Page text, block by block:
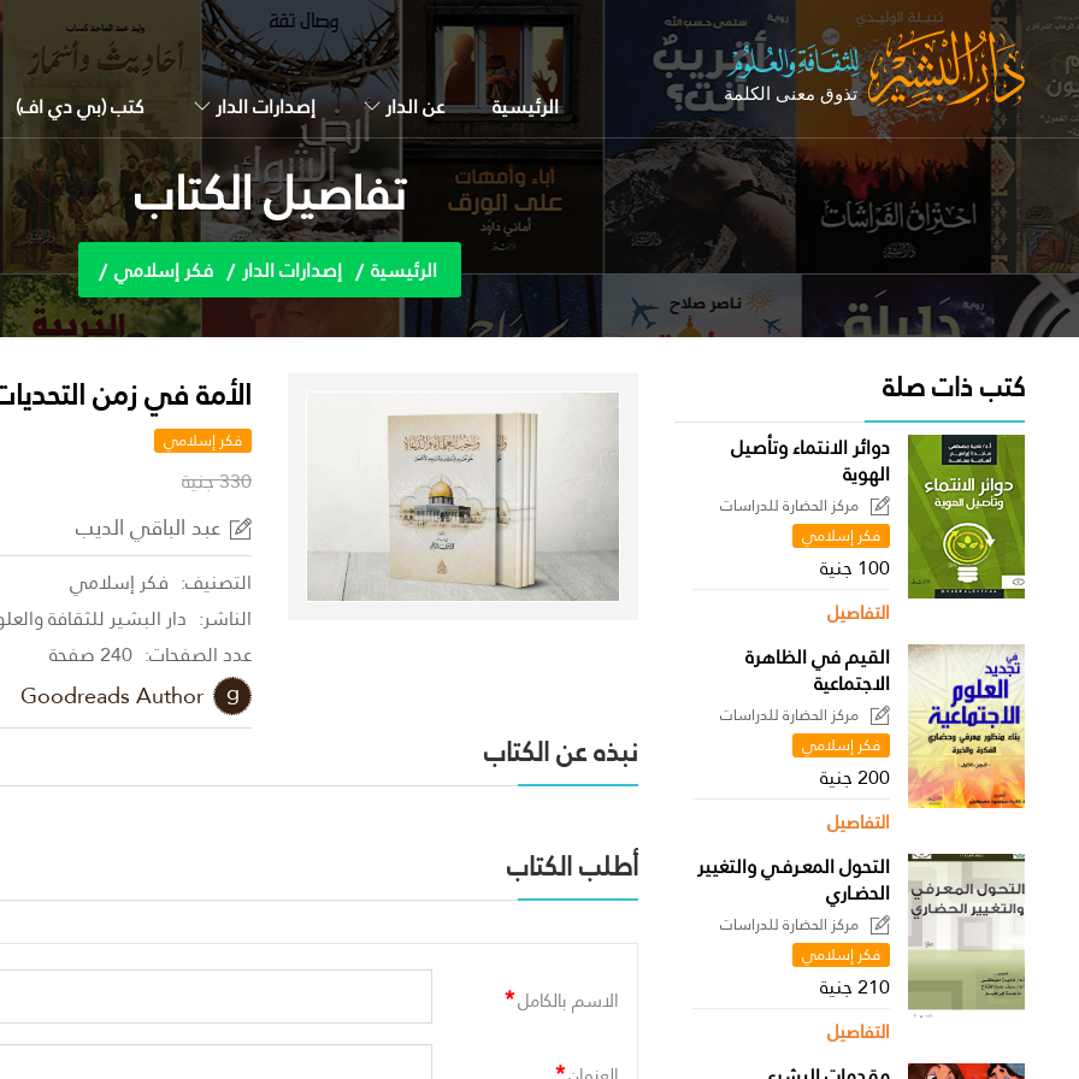
الرئيسية عن الدار إصدارات الدار كتب (بي دي اف)
تفاصيل الكتاب
الرئيسية إصدارات الدار فكر إسلامي
كتب ذات صلة
دوائر الانتماء وتأصيل
الهوية
مركز الحضارة للدراسات
السياسية
فكر إسلامي
100 جنية
التفاصيل
القيم في الظاهرة
الاجتماعية
مركز الحضارة للدراسات
السياسية
فكر إسلامي
200 جنية
التفاصيل
التحول المعـرفـي والتغيير
الحضـاري
مركز الحضارة للدراسات
السياسية
فكر إسلامي
210 جنية
التفاصيل
الأمة في زمن
فكر إسلامي
330 جنية
عبد الباقي الديب
التصنيف: فكر إسلامي
الناشر: دار البشير للثقافة
عدد الصفحات: 240 صفحة
Goodreads Author
نبذه عن الكتاب
أطلب الكتاب
الاسم بالكامل*